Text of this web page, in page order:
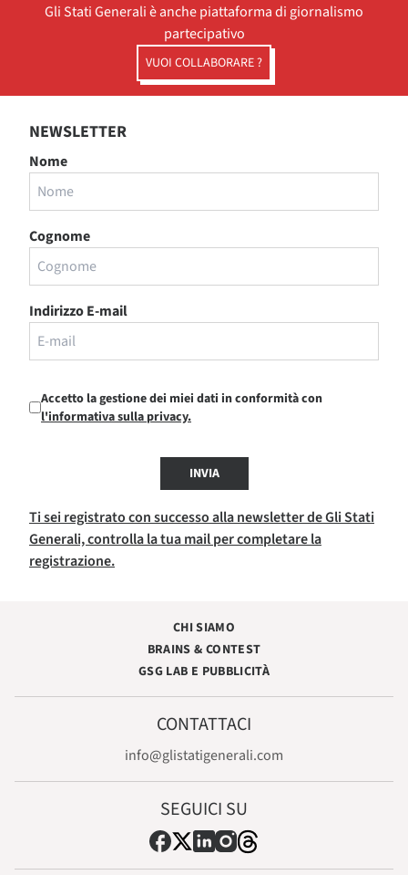
Gli Stati Generali è anche piattaforma di giornalismo
partecipativo
VUOI COLLABORARE ?
NEWSLETTER
Nome
Cognome
Indirizzo E-mail
Accetto la gestione dei miei dati in conformità con
l'informativa sulla privacy.
INVIA
Ti sei registrato con successo alla newsletter de Gli Stati
Generali, controlla la tua mail per completare la
registrazione.
CHI SIAMO
BRAINS & CONTEST
GSG LAB E PUBBLICITÀ
CONTATTACI
info@glistatigenerali.com
SEGUICI SU